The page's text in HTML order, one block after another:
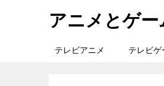
アニメとゲ
テレビアニメ テレビゲ